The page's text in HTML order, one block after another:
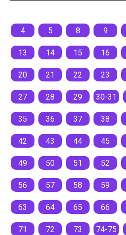
4 5 8 9
13 14 15 16
20 21 22 23
27 28 29 30-31
35 36 37 38
42 43 44 45
49 50 51 52
56 57 58 59
63 64 65 66
71 72 73 74-75